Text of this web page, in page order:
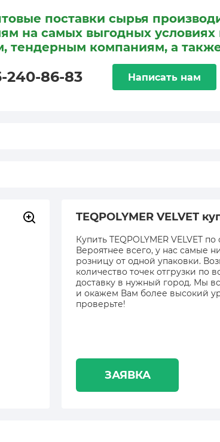
поставки сырья
на самых выгодных условиях
тендерным компаниям, а
240-86-83 Написать нам
TEQPOLYMER VELVET
Купить TEQPOLYMER VELVET
Вероятнее всего, у нас самые
розницу от одной упаковки.
количество точек отгрузки по
доставку в нужный город. Мы
и окажем Вам более высокий
проверьте!
ЗАЯВКА